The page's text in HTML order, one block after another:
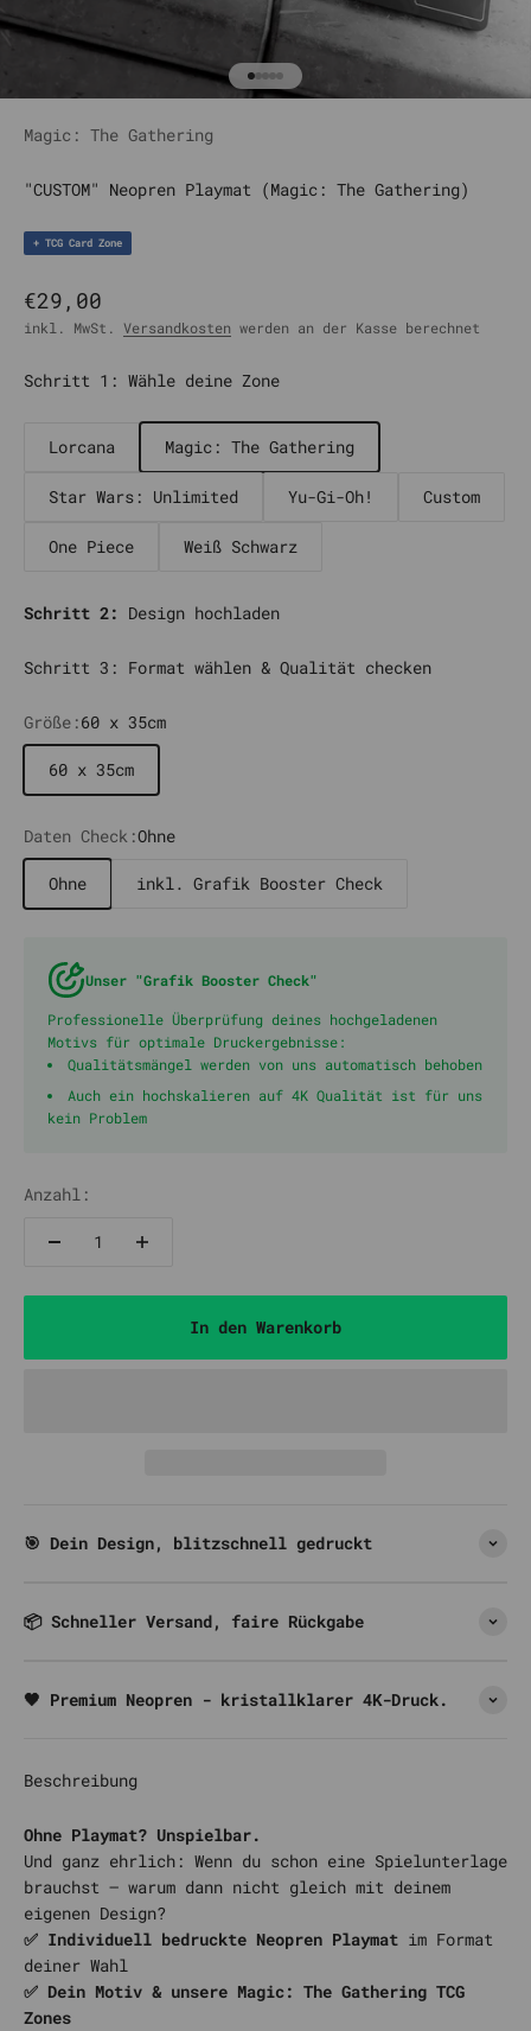
Gehe zu Element 1
Gehe zu Element 2
Gehe zu Element 3
Gehe zu Element 4
Gehe zu Element 5
Magic: The Gathering
"CUSTOM" Neopren Playmat (Magic: The Gathering)
+ TCG Card Zone
Angebot
€29,00
inkl. MwSt. Versandkosten werden an der Kasse berechnet
Schritt 1: Wähle deine Zone
Lorcana Magic: The Gathering
Star Wars: Unlimited Yu-Gi-Oh! Custom
One Piece Weiß Schwarz
Schritt 2: Design hochladen
Schritt 3: Format wählen & Qualität checken
Größe:60 x 35cm
60 x 35cm
Daten Check:Ohne
Ohne inkl. Grafik Booster Check
Unser "Grafik Booster Check"
Professionelle Überprüfung deines hochgeladenen
Motivs für optimale Druckergebnisse:
Qualitätsmängel werden von uns automatisch behoben
Auch ein hochskalieren auf 4K Qualität ist für uns
kein Problem
Anzahl:
In den Warenkorb
🎯 Dein Design, blitzschnell gedruckt
📦 Schneller Versand, faire Rückgabe
🖤 Premium Neopren - kristallklarer 4K-Druck.
Beschreibung
Ohne Playmat? Unspielbar.
Und ganz ehrlich: Wenn du schon eine Spielunterlage
brauchst – warum dann nicht gleich mit deinem
eigenen Design?
✅ Individuell bedruckte Neopren Playmat im Format
deiner Wahl
✅ Dein Motiv & unsere Magic: The Gathering TCG
Zones